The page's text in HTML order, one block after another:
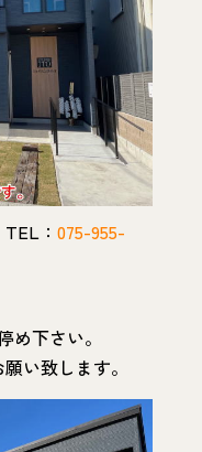
： 075-955-
め下さい。
い致します。